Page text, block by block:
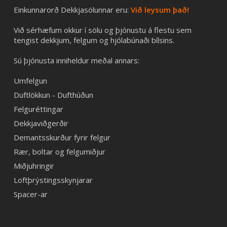
Einkunnarorð Dekkjasölunnar eru: Við leysum það!
Við sérhæfum okkur í sölu og þjónustu á flestu sem
tengist dekkjum, felgum og hjólabúnaði bílsins.
Sú þjónusta inniheldur meðal annars:
Umfelgun
Duftlökkun - Dufthúðun
Felguréttingar
Dekkjaviðgerðir
Demantsskurður fyrir felgur
Rær, boltar og felgumiðjur
Miðjuhringir
Loftþrýstingsskynjarar
Spacer-ar